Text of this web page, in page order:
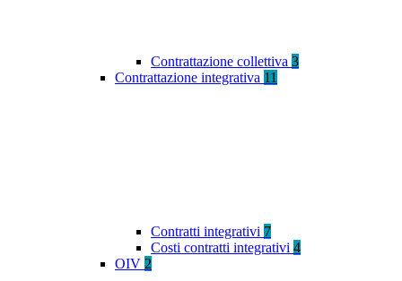
Contrattazione collettiva 3
Contrattazione integrativa 11
Contratti integrativi 7
Costi contratti integrativi 4
OIV 2